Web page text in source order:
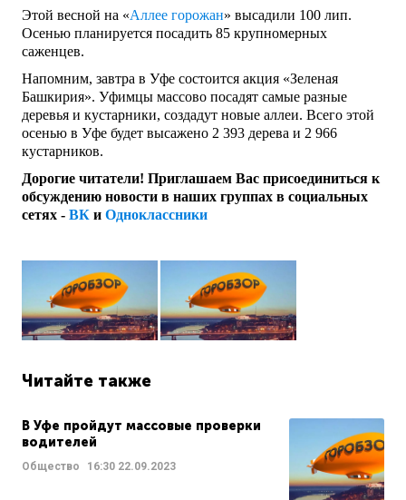
Этой весной на «Аллее горожан» высадили 100 лип.
Осенью планируется посадить 85 крупномерных
саженцев.
Напомним, завтра в Уфе состоится акция «Зеленая
Башкирия». Уфимцы массово посадят самые разные
деревья и кустарники, создадут новые аллеи. Всего этой
осенью в Уфе будет высажено 2 393 дерева и 2 966
кустарников.
Дорогие читатели! Приглашаем Вас присоединиться к
обсуждению новости в наших группах в социальных
сетях - ВК и Одноклассники
Читайте также
В Уфе пройдут массовые проверки
водителей
Общество 16:30 22.09.2023